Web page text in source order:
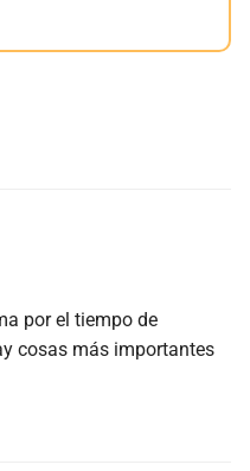
por el tiempo de
cosas más importantes